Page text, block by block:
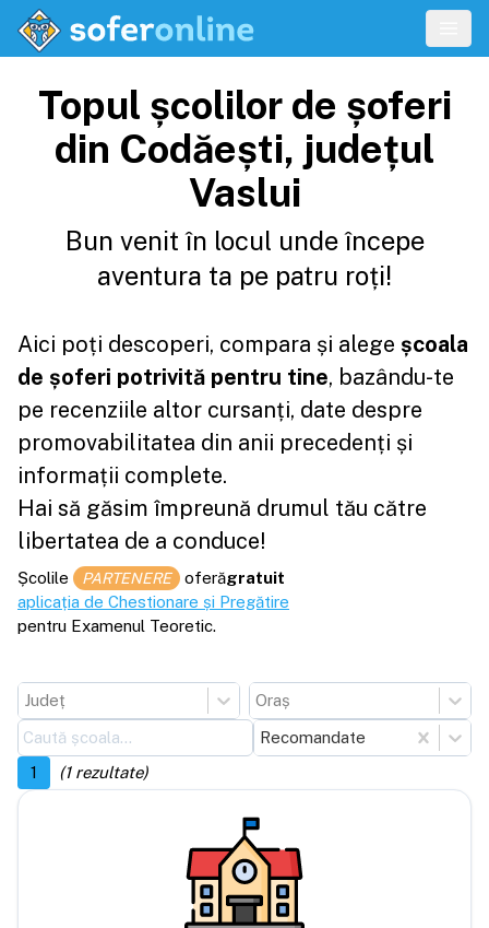
Topul școlilor de șoferi
din Codăești, județul
Vaslui
Bun venit în locul unde începe
aventura ta pe patru roți!
Aici poți descoperi, compara și alege școala
de șoferi potrivită pentru tine, bazându-te
pe recenziile altor cursanți, date despre
promovabilitatea din anii precedenți și
informații complete.
Hai să găsim împreună drumul tău către
libertatea de a conduce!
Școlile PARTENERE oferăgratuit
aplicația de Chestionare și Pregătire
pentru Examenul Teoretic.
Județ
Oraș
Recomandate
1
(1rezultate)